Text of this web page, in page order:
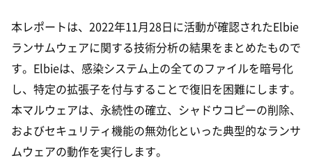
本レポートは、2022年11月28日に活動が確認されたElbie
ランサムウェアに関する技術分析の結果をまとめたもので
す。Elbieは、感染システム上の全てのファイルを暗号化
し、特定の拡張子を付与することで復旧を困難にします。
本マルウェアは、永続性の確立、シャドウコピーの削除、
およびセキュリティ機能の無効化といった典型的なランサ
ムウェアの動作を実行します。